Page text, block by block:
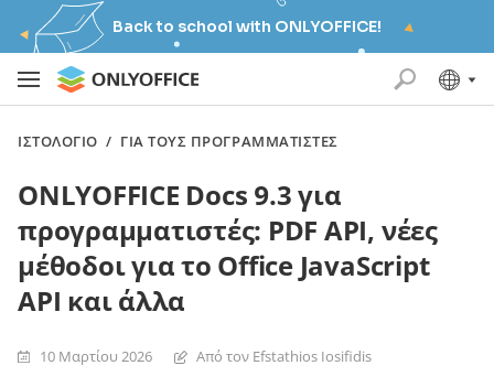
Back to school with ONLYOFFICE!
ΙΣΤΟΛΌΓΙΟ / ΓΙΑ ΤΟΥΣ ΠΡΟΓΡΑΜΜΑΤΙΣΤΈΣ
ONLYOFFICE Docs 9.3 για
προγραμματιστές: PDF API, νέες
μέθοδοι για το Office JavaScript
API και άλλα
10 Μαρτίου 2026 Από τον Efstathios Iosifidis